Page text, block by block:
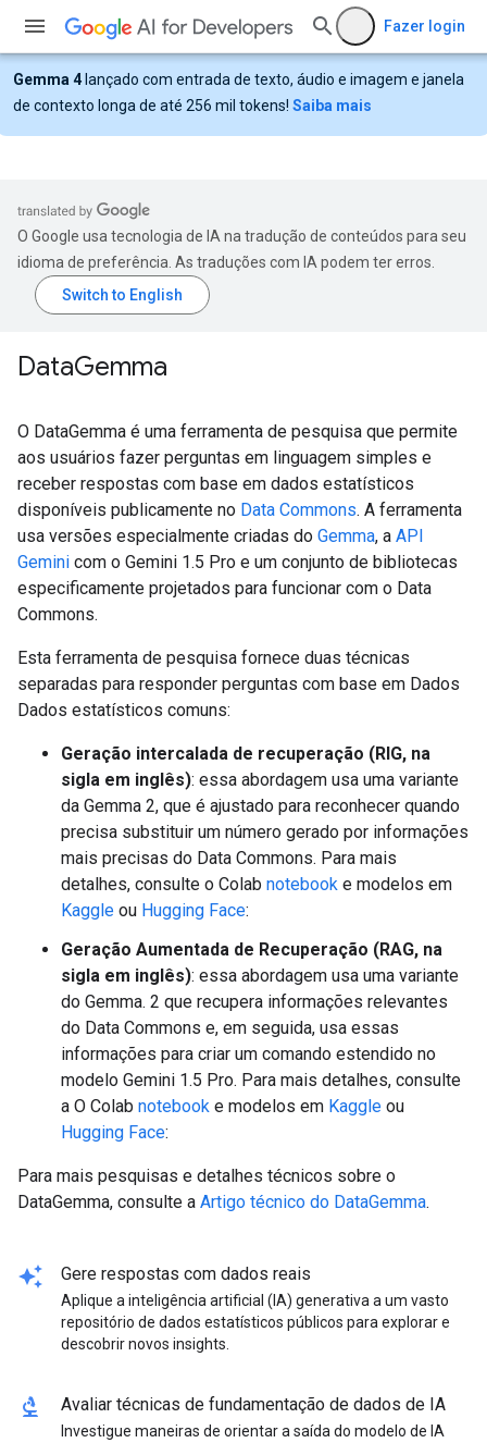
Fazer login
Gemma 4 lançado com entrada de texto, áudio e imagem e janela
de contexto longa de até 256 mil tokens! Saiba mais
O Google usa tecnologia de IA na tradução de conteúdos para seu
idioma de preferência. As traduções com IA podem ter erros.
DataGemma
O DataGemma é uma ferramenta de pesquisa que permite
aos usuários fazer perguntas em linguagem simples e
receber respostas com base em dados estatísticos
disponíveis publicamente no Data Commons. A ferramenta
usa versões especialmente criadas do Gemma, a API
Gemini com o Gemini 1.5 Pro e um conjunto de bibliotecas
especificamente projetados para funcionar com o Data
Commons.
Esta ferramenta de pesquisa fornece duas técnicas
separadas para responder perguntas com base em Dados
Dados estatísticos comuns:
Geração intercalada de recuperação (RIG, na
sigla em inglês): essa abordagem usa uma variante
da Gemma 2, que é ajustado para reconhecer quando
precisa substituir um número gerado por informações
mais precisas do Data Commons. Para mais
detalhes, consulte o Colab notebook e modelos em
Kaggle ou Hugging Face:
Geração Aumentada de Recuperação (RAG, na
sigla em inglês): essa abordagem usa uma variante
do Gemma. 2 que recupera informações relevantes
do Data Commons e, em seguida, usa essas
informações para criar um comando estendido no
modelo Gemini 1.5 Pro. Para mais detalhes, consulte
a O Colab notebook e modelos em Kaggle ou
Hugging Face:
Para mais pesquisas e detalhes técnicos sobre o
DataGemma, consulte a Artigo técnico do DataGemma.
auto_awesome Gere respostas com dados reais
Aplique a inteligência artificial (IA) generativa a um vasto
repositório de dados estatísticos públicos para explorar e
descobrir novos insights.
biotech Avaliar técnicas de fundamentação de dados de IA
Investigue maneiras de orientar a saída do modelo de IA